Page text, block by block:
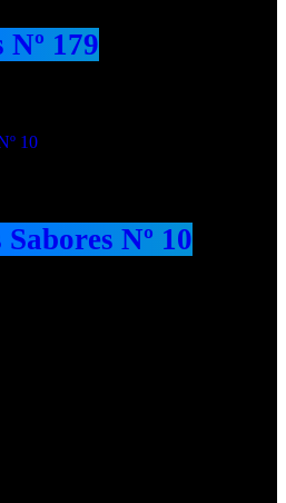
179
Nº 10